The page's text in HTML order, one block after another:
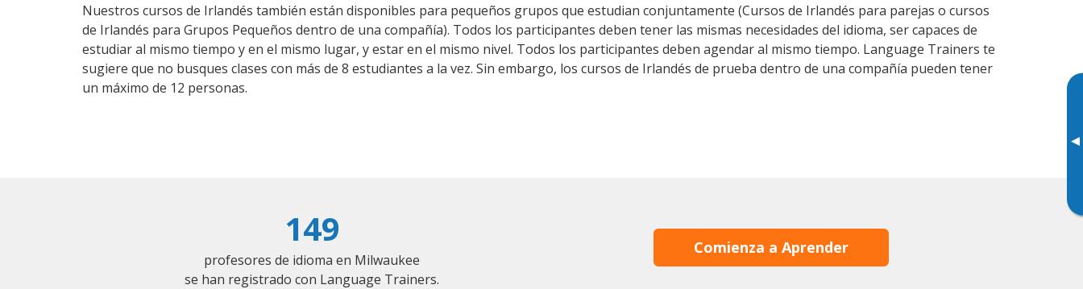
▸
Nuestros cursos de Irlandés también están disponibles para pequeños grupos que estudian conjuntamente (Cursos de Irlandés para parejas o cursos
de Irlandés para Grupos Pequeños dentro de una compañía). Todos los participantes deben tener las mismas necesidades del idioma, ser capaces de
estudiar al mismo tiempo y en el mismo lugar, y estar en el mismo nivel. Todos los participantes deben agendar al mismo tiempo. Language Trainers te
sugiere que no busques clases con más de 8 estudiantes a la vez. Sin embargo, los cursos de Irlandés de prueba dentro de una compañía pueden tener
un máximo de 12 personas.
149
profesores de idioma en Milwaukee
se han registrado con Language Trainers.
Comienza a Aprender